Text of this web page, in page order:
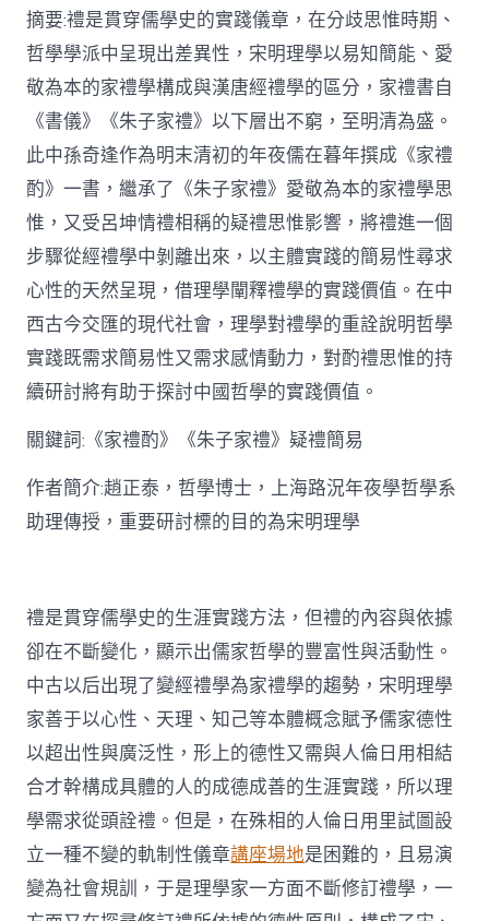
空
間】
從
簡
化
禮
制
到
道
理
天
然：
孫
奇
逢
酌
禮
思
中
摘要:禮是貫穿儒學史的實踐儀章，在分歧思惟時期、
哲學學派中呈現出差異性，宋明理學以易知簡能、愛
敬為本的家禮學構成與漢唐經禮學的區分，家禮書自
《書儀》《朱子家禮》以下層出不窮，至明清為盛。
此中孫奇逢作為明末清初的年夜儒在暮年撰成《家禮
酌》一書，繼承了《朱子家禮》愛敬為本的家禮學思
惟，又受呂坤情禮相稱的疑禮思惟影響，將禮進一個
步驟從經禮學中剝離出來，以主體實踐的簡易性尋求
心性的天然呈現，借理學闡釋禮學的實踐價值。在中
西古今交匯的現代社會，理學對禮學的重詮說明哲學
實踐既需求簡易性又需求感情動力，對酌禮思惟的持
續研討將有助于探討中國哲學的實踐價值。
關鍵詞:《家禮酌》《朱子家禮》疑禮簡易
作者簡介:趙正泰，哲學博士，上海路況年夜學哲學系
助理傳授，重要研討標的目的為宋明理學
禮是貫穿儒學史的生涯實踐方法，但禮的內容與依據
卻在不斷變化，顯示出儒家哲學的豐富性與活動性。
中古以后出現了變經禮學為家禮學的趨勢，宋明理學
家善于以心性、天理、知己等本體概念賦予儒家德性
以超出性與廣泛性，形上的德性又需與人倫日用相結
合才幹構成具體的人的成德成善的生涯實踐，所以理
學需求從頭詮禮。但是，在殊相的人倫日用里試圖設
立一種不變的軌制性儀章講座場地是困難的，且易演
變為社會規訓，于是理學家一方面不斷修訂禮學，一